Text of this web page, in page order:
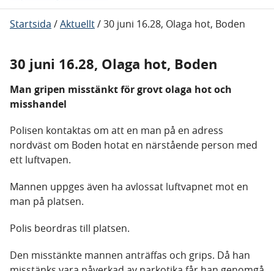
Startsida /Aktuellt/30 juni 16.28, Olaga hot, Boden
30 juni 16.28, Olaga hot, Boden
Man gripen misstänkt för grovt olaga hot och
misshandel
Polisen kontaktas om att en man på en adress
nordväst om Boden hotat en närstående person med
ett luftvapen.
Mannen uppges även ha avlossat luftvapnet mot en
man på platsen.
Polis beordras till platsen.
Den misstänkte mannen anträffas och grips. Då han